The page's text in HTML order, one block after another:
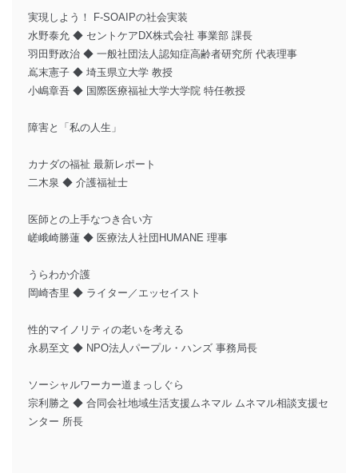
実現しよう！ F-SOAIPの社会実装
水野泰允 ◆ セントケアDX株式会社 事業部 課長
羽田野政治 ◆ 一般社団法人認知症高齢者研究所 代表理事
嶌末憲子 ◆ 埼玉県立大学 教授
小嶋章吾 ◆ 国際医療福祉大学大学院 特任教授
障害と「私の人生」
カナダの福祉 最新レポート
二木泉 ◆ 介護福祉士
医師との上手なつき合い方
嵯峨崎勝蓮 ◆ 医療法人社団HUMANE 理事
うらわか介護
岡崎杏里 ◆ ライター／エッセイスト
性的マイノリティの老いを考える
永易至文 ◆ NPO法人パープル・ハンズ 事務局長
ソーシャルワーカー道まっしぐら
宗利勝之 ◆ 合同会社地域生活支援ムネマル ムネマル相談支援セ
ンター 所長